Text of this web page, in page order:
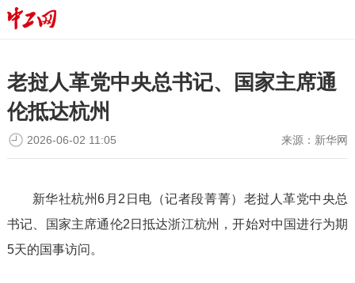
老挝人革党中央总书记、国家主席通
伦抵达杭州
来源： 新华网
2026-06-02 11:05
新华社杭州6月2日电（记者段菁菁）老挝人革党中央总
书记、国家主席通伦2日抵达浙江杭州，开始对中国进行为期
5天的国事访问。